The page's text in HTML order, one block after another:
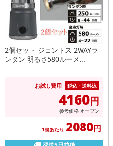
2個セット ジェントス 2WAYラ
ンタン 明るさ580ルーメ...
お試し費用 税込・送料込
4160円
参考価格 オープン
1個あたり 2080円